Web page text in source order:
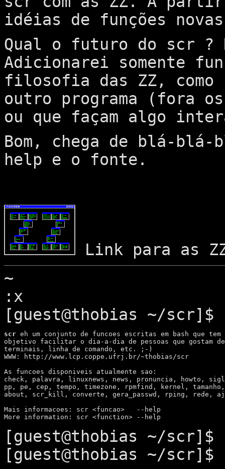
idéias de funções
Qual o futuro do scr ?
Adicionarei somente
filosofia das ZZ, como
outro programa (fora
ou que façam algo
Bom, chega de blá-blá-
help e o fonte.
Link para as
~
:x
[guest@thobias ~/
scr eh um conjunto de funcoes escritas em bash que tem
objetivo facilitar o dia-a-dia de pessoas que gostam
terminais, linha de comando, etc. ;-)
WWW: http://www.lcp.coppe.ufrj.br/~thobias/scr
As funcoes disponiveis atualmente sao:
check, palavra, linuxnews, news, pronuncia, howto,
pp, pe, cep, tempo, timezone, rpmfind, kernel,
about, scr_kill, converte, gera_passwd, rping, rede,
Mais informacoes: scr <funcao>   --help
[guest@thobias ~/scr]$
[guest@thobias ~/